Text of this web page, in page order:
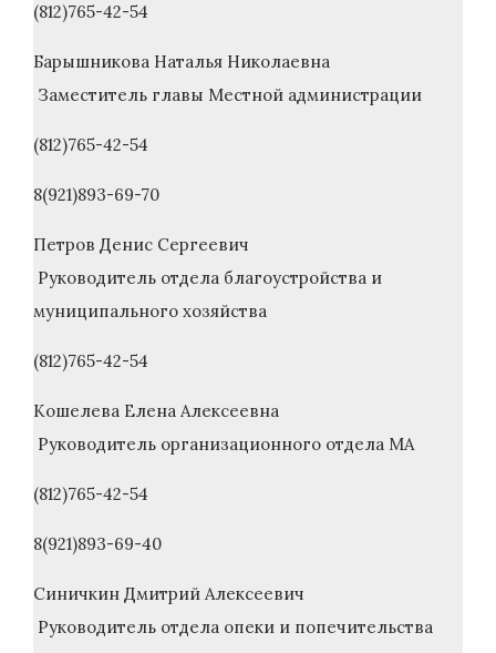
(812)765-42-54
Барышникова Наталья Николаевна
Заместитель главы Местной администрации
(812)765-42-54
8(921)893-69-70
Петров Денис Сергеевич
Руководитель отдела благоустройства и
муниципального хозяйства
(812)765-42-54
Кошелева Елена Алексеевна
Руководитель организационного отдела МА
(812)765-42-54
8(921)893-69-40
Синичкин Дмитрий Алексеевич
Руководитель отдела опеки и попечительства